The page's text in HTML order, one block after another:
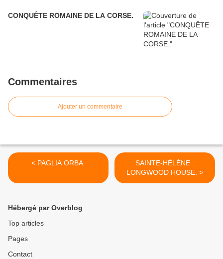
CONQUÊTE ROMAINE DE LA CORSE.
Commentaires
Ajouter un commentaire
< PAGLIA ORBA.
SAINTE-HÉLÈNE :
LONGWOOD HOUSE. >
Hébergé par Overblog
Top articles
Pages
Contact